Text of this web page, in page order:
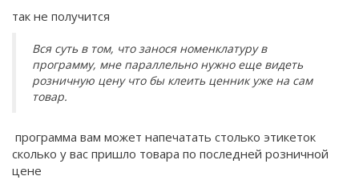
так не получится
Вся суть в том, что занося номенклатуру в
программу, мне параллельно нужно еще видеть
розничную цену что бы клеить ценник уже на сам
товар.
программа вам может напечатать столько этикеток
сколько у вас пришло товара по последней розничной
цене